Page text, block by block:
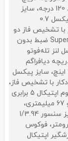
دیافراگم f/1.9، پوشش دید 120 درجه، سایز
سنسور 1/2.5 اینچ، سایز پیکسل 0.7
با تشخیص فاز دو
پیکسلی، قابلیت Super Steady ضبط بدون
لنز تله‌فوتو
دریچه دیافراگم
f/2.9، سایز سنسور 1/2.52 اینچ، سایز پیکسل
با تشخیص فاز،
لرزشگیر اپتیکال تصویر، زوم اپتیکال 5 برابری
/ 10 مگاپیکسل لنز تله‌فوتو 67 میلیمتری،
دریچه دیافراگم f/2.4، سایز سنسور 1/3.94
پیکسل 1.0 میکرومتر، فوکوس
اپتیکال